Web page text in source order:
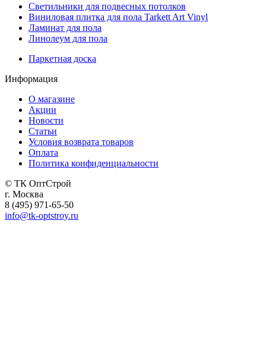
Светильники для подвесных потолков
Виниловая плитка для пола Tarkett Art Vinyl
Ламинат для пола
Линолеум для пола
Паркетная доска
Информация
О магазине
Акции
Новости
Статьи
Условия возврата товаров
Оплата
Политика конфиденциальности
© ТК ОптСтрой
г. Москва
8 (495) 971-65-50
info@tk-optstroy.ru